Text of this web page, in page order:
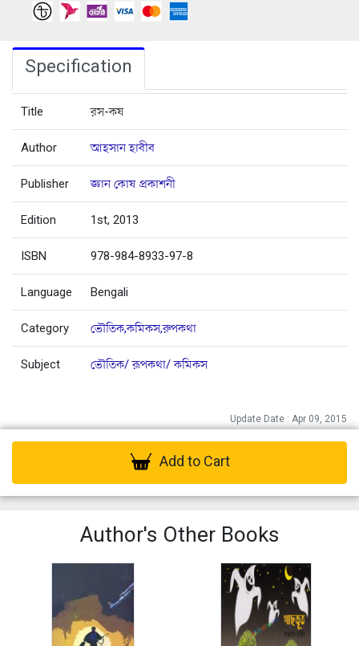
Specification
Title রস-কষ
Author আহসান হাবীব
Publisher জ্ঞান কোষ প্রকাশনী
Edition 1st, 2013
ISBN 978-984-8933-97-8
Language Bengali
Category ভৌতিক,কমিকস,রুপকথা
Subject ভৌতিক/ রূপকথা/ কমিকস
Update Date : Apr 09, 2015
Add to Cart
Author's Other Books